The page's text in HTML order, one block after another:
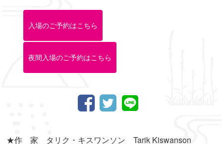
入場のご予約はこちら
夜間入場のご予約はこちら
★作 家 タリク・キスワンソン Tarik Kiswanson